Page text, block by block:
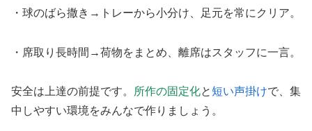
・球のばら撒き→トレーから小分け、足元を常にクリア。
・席取り長時間→荷物をまとめ、離席はスタッフに一言。
安全は上達の前提です。 所作の固定化と短い声掛けで、集
中しやすい環境をみんなで作りましょう。